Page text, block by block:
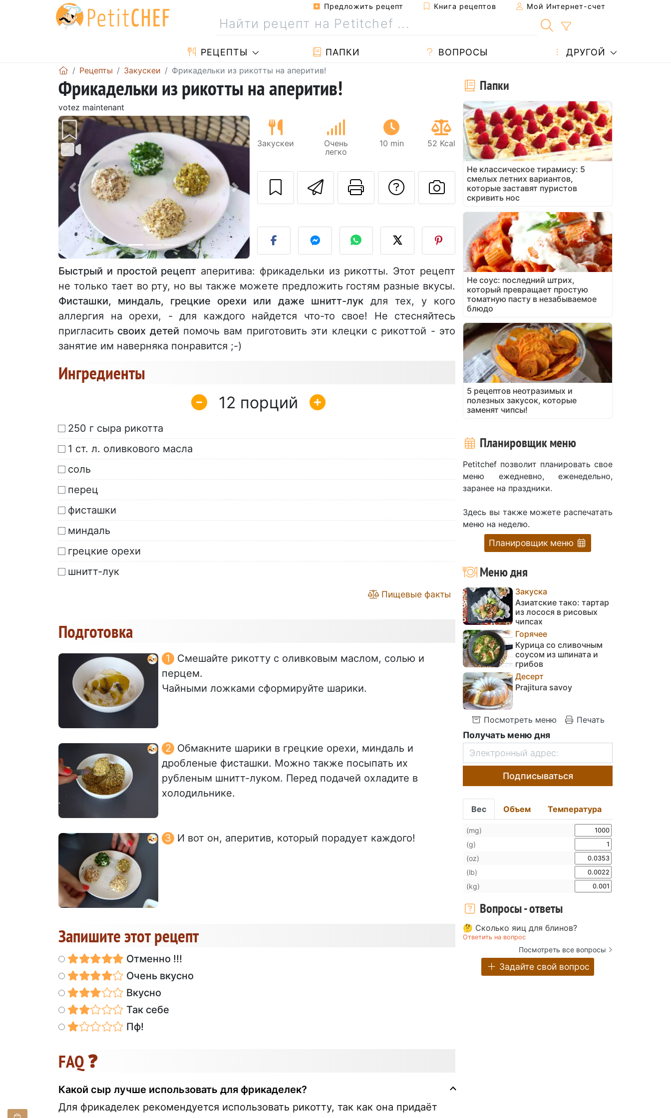
Предложить рецепт Книга рецептов Мой Интернет-счет
PЕЦЕПТЫ ПАПКИ ВОПРОСЫ ДРУГОЙ
Pецепты Закускeи Фрикадельки из рикотты на аперитив!
Фрикадельки из рикотты на аперитив!
votez maintenant
Предыдущий Следующий
Закускeи
Очень
легко
10 min 52 Kcal
Отправить этот рецепт другу
Pаспечатать эту страницу
Задать вопрос автору
Разместите фото этого
Быстрый и простой рецепт аперитива: фрикадельки из рикотты. Этот рецепт
не только тает во рту, но вы также можете предложить гостям разные вкусы.
Фисташки, миндаль, грецкие орехи или даже шнитт-лукдля тех, у кого
аллергия на орехи, - для каждого найдется что-то свое! Не стесняйтесь
пригласить своих детей помочь вам приготовить эти клецки с рикоттой - это
занятие им наверняка понравится ;-)
Ингредиенты
12
250 г сыра рикотта
1 ст. л. оливкового масла
соль
перец
фисташки
миндаль
грецкие орехи
шнитт-лук
Пищевые факты
Подготовка
Смешайте рикотту с оливковым маслом, солью и
перцем.
Чайными ложками сформируйте шарики.
Обмакните шарики в грецкие орехи, миндаль и
дробленые фисташки. Можно также посыпать их
рубленым шнитт-луком. Перед подачей охладите в
холодильнике.
И вот он, аперитив, который порадует каждого!
Запишите этот рецепт
Отменно !!!
Очень вкусно
Вкусно
Так себе
Пф!
FAQ ❓
Какой сыр лучше использовать для фрикаделек?
Для фрикаделек рекомендуется использовать рикотту, так как она придаёт
Папки
Не классическое тирамису: 5
смелых летних вариантов,
которые заставят пуристов
скривить нос
Не соус: последний штрих,
который превращает простую
томатную пасту в незабываемое
блюдо
5 рецептов неотразимых и
полезных закусок, которые
заменят чипсы!
Планировщик меню
Petitchef позволит планировать свое
меню ежедневно, еженедельно,
заранее на праздники.
Здесь вы также можете распечатать
меню на неделю.
Планировщик меню
Меню дня
Закуска
Азиатские тако: тартар
из лосося в рисовых
чипсах
Горячее
Курица со сливочным
соусом из шпината и
грибов
Десерт
Prajitura savoy
Посмотреть меню Печать
Получать меню дня
Подписываться
Вес Объем Температура
(mg)
(g)
(oz)
(lb)
(kg)
Вопросы - ответы
🤔 Сколько яиц для блинов?
Ответить на вопрос
Посмотреть все вопросы
Задайте свой вопрос